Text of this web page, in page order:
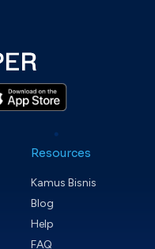
Resources
Kamus Bisnis
Blog
Help
FAQ